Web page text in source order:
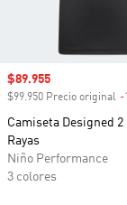
Precio de venta
$89.955
$99.950 Precio original -
Camiseta Designed 2
Rayas
Niño Performance
3 colores